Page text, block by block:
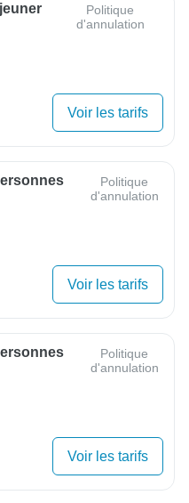
Politique
d'annulation
Voir les tarifs
Politique
d'annulation
Voir les tarifs
Politique
d'annulation
Voir les tarifs